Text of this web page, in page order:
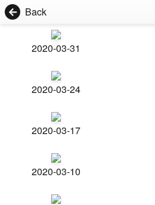
Back
2020-03-31
2020-03-24
2020-03-17
2020-03-10